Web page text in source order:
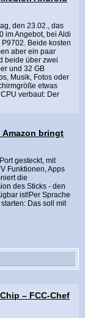
den 23.02., das
im Angebot, bei Aldi
Beide kosten
aber ein paar
beide über zwei
und 32 GB
Musik, Fotos oder
etwas
verbaut: Der
Amazon bringt
gesteckt, mit
Funktionen, Apps
die
des Sticks - den
ist!Per Sprache
Das soll mit
– FCC-Chef